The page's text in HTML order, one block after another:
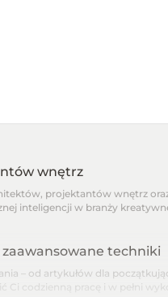
wnętrz
projektantów wnętrz
inteligencji w branży
techniki
– od artykułów dla
Ci codzienną pracę i w pełni